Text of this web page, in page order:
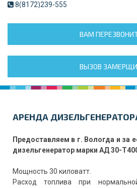
8(8172)239-555
ВАМ
ВЫЗОВ
АРЕНДА
Предоставляем в г. Вологда и за
дизельгенератор марки АД 30-
Мощность 30 киловатт.
Расход топлива при